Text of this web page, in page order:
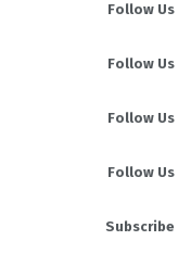
Follow Us
Follow Us
Follow Us
Follow Us
Subscribe